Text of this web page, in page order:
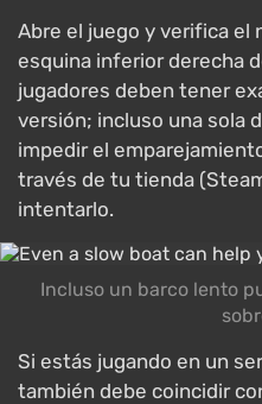
Abre el juego y verifica el
esquina inferior derecha
jugadores deben tener
versión; incluso una sola
impedir el
través de tu tienda
intentarlo.
Incluso un barco lento
Si estás jugando en un
también debe coincidir